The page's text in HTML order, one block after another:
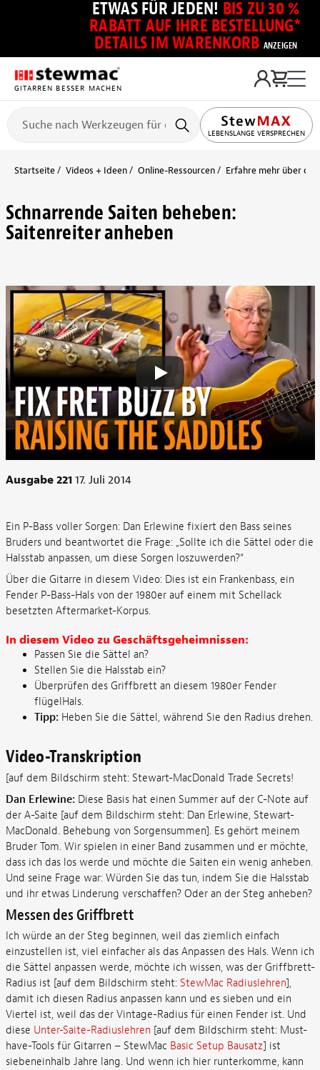
ETWAS FÜR JEDEN! BIS ZU 30 %
RABATT AUF IHRE BESTELLUNG*
DETAILS IM WARENKORB ANZEIGEN
GITARREN BESSER MACHEN
LEBENSLANGE VERSPRECHEN
Startseite Videos + Ideen Online-Ressourcen Erfahre mehr über
Schnarrende Saiten beheben:
Saitenreiter anheben
Ausgabe 22117. Juli 2014
Ein P-Bass voller Sorgen: Dan Erlewine fixiert den Bass seines
Bruders und beantwortet die Frage: „Sollte ich die Sättel oder die
Halsstab anpassen, um diese Sorgen loszuwerden?“
Über die Gitarre in diesem Video: Dies ist ein Frankenbass, ein
Fender P-Bass-Hals von der 1980er auf einem mit Schellack
besetzten Aftermarket-Korpus.
In diesem Video zu Geschäftsgeheimnissen:
Passen Sie die Sättel an?
Stellen Sie die Halsstab ein?
Überprüfen des Griffbrett an diesem 1980er Fender
flügelHals.
Tipp: Heben Sie die Sättel, während Sie den Radius drehen.
Video-Transkription
[auf dem Bildschirm steht: Stewart-MacDonald Trade Secrets!
Dan Erlewine: Diese Basis hat einen Summer auf der C-Note auf
der A-Saite [auf dem Bildschirm steht: Dan Erlewine, Stewart-
MacDonald. Behebung von Sorgensummen]. Es gehört meinem
Bruder Tom. Wir spielen in einer Band zusammen und er möchte,
dass ich das los werde und möchte die Saiten ein wenig anheben.
Und seine Frage war: Würden Sie das tun, indem Sie die Halsstab
und ihr etwas Linderung verschaffen? Oder an der Steg anheben?
Messen des Griffbrett
Ich würde an der Steg beginnen, weil das ziemlich einfach
einzustellen ist, viel einfacher als das Anpassen des Hals. Wenn ich
die Sättel anpassen werde, möchte ich wissen, was der Griffbrett-
Radius ist [auf dem Bildschirm steht: StewMac Radiuslehren],
damit ich diesen Radius anpassen kann und es sieben und ein
Viertel ist, weil das der Vintage-Radius für einen Fender ist. Und
diese Unter-Saite-Radiuslehren [auf dem Bildschirm steht: Must-
have-Tools für Gitarren – StewMac Basic Setup Bausatz] ist
siebeneinhalb Jahre lang. Und wenn ich hier runterkomme, kann